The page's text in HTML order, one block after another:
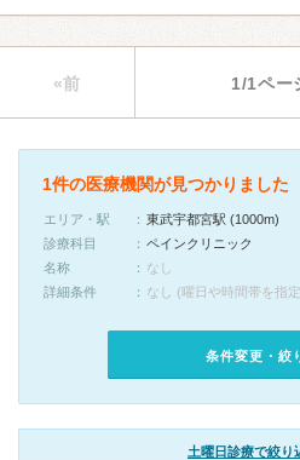
«前 1/1ペー
1件の医療機関が見つかりました
エリア・駅
東武宇都宮駅 (1000m)
診療科目
ペインクリニック
名称
なし
詳細条件
なし (曜日や時間帯を指
条件変更・絞
土曜日診療で絞り